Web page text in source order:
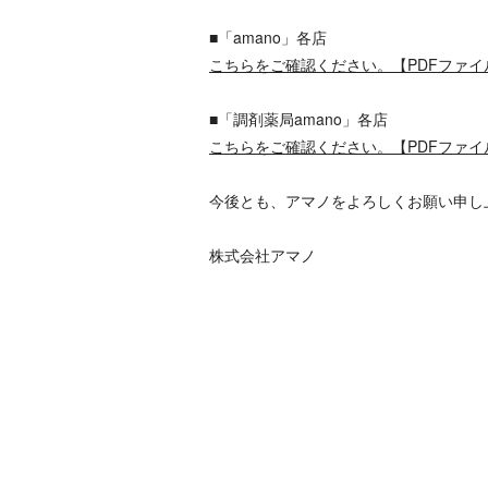
■「amano」各店
こちらをご確認ください。【PDFファイ
■「調剤薬局amano」各店
こちらをご確認ください。【PDFファイ
今後とも、アマノをよろしくお願い申し
株式会社アマノ